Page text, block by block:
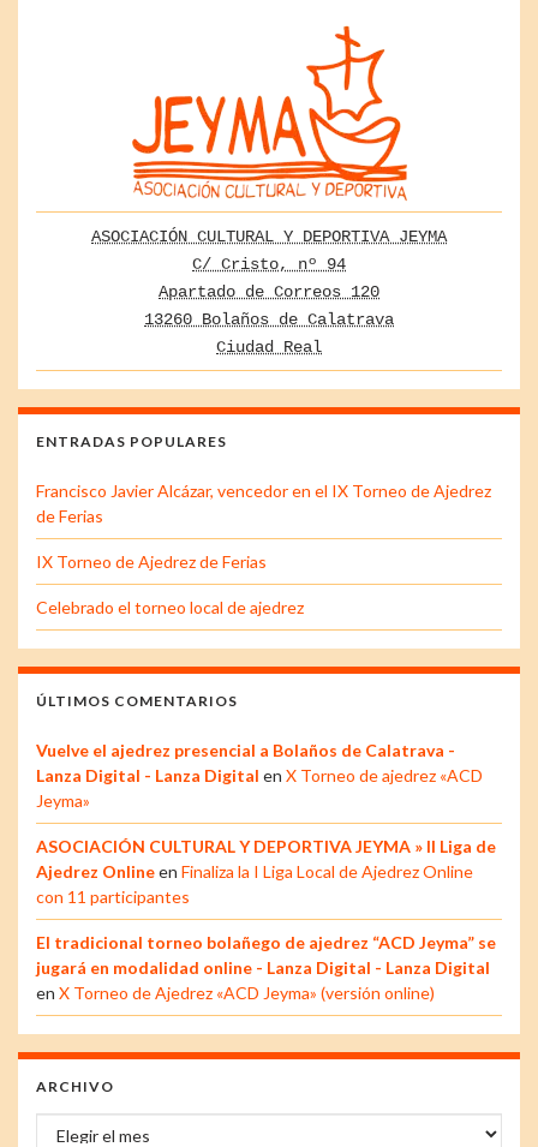
ASOCIACIÓN CULTURAL Y DEPORTIVA JEYMA
C/ Cristo, nº 94
Apartado de Correos 120
13260 Bolaños de Calatrava
Ciudad Real
ENTRADAS POPULARES
Francisco Javier Alcázar, vencedor en el IX Torneo de Ajedrez
de Ferias
IX Torneo de Ajedrez de Ferias
Celebrado el torneo local de ajedrez
ÚLTIMOS COMENTARIOS
Vuelve el ajedrez presencial a Bolaños de Calatrava -
Lanza Digital - Lanza Digital en X Torneo de ajedrez «ACD
Jeyma»
ASOCIACIÓN CULTURAL Y DEPORTIVA JEYMA » II Liga de
Ajedrez Onlineen Finaliza la I Liga Local de Ajedrez Online
con 11 participantes
El tradicional torneo bolañego de ajedrez “ACD Jeyma” se
jugará en modalidad online - Lanza Digital - Lanza Digital
en X Torneo de Ajedrez «ACD Jeyma» (versión online)
ARCHIVO
Archivo